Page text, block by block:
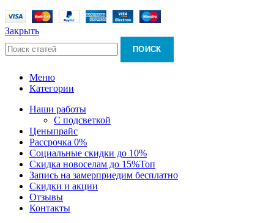
Закрыть
ПОИСК
Меню
Категории
Наши работы
С подсветкой
Ценыпрайс
Рассрочка 0%
Социальные скидки до 10%
Скидка новоселам до 15%Топ
Запись на замерприедим бесплатно
Скидки и акции
Отзывы
Контакты